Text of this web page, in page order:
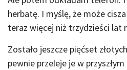
herbatę. I myślę, że może
teraz więcej niż trzydzieści lat
Zostało jeszcze pięćset
pewnie przeleje je w